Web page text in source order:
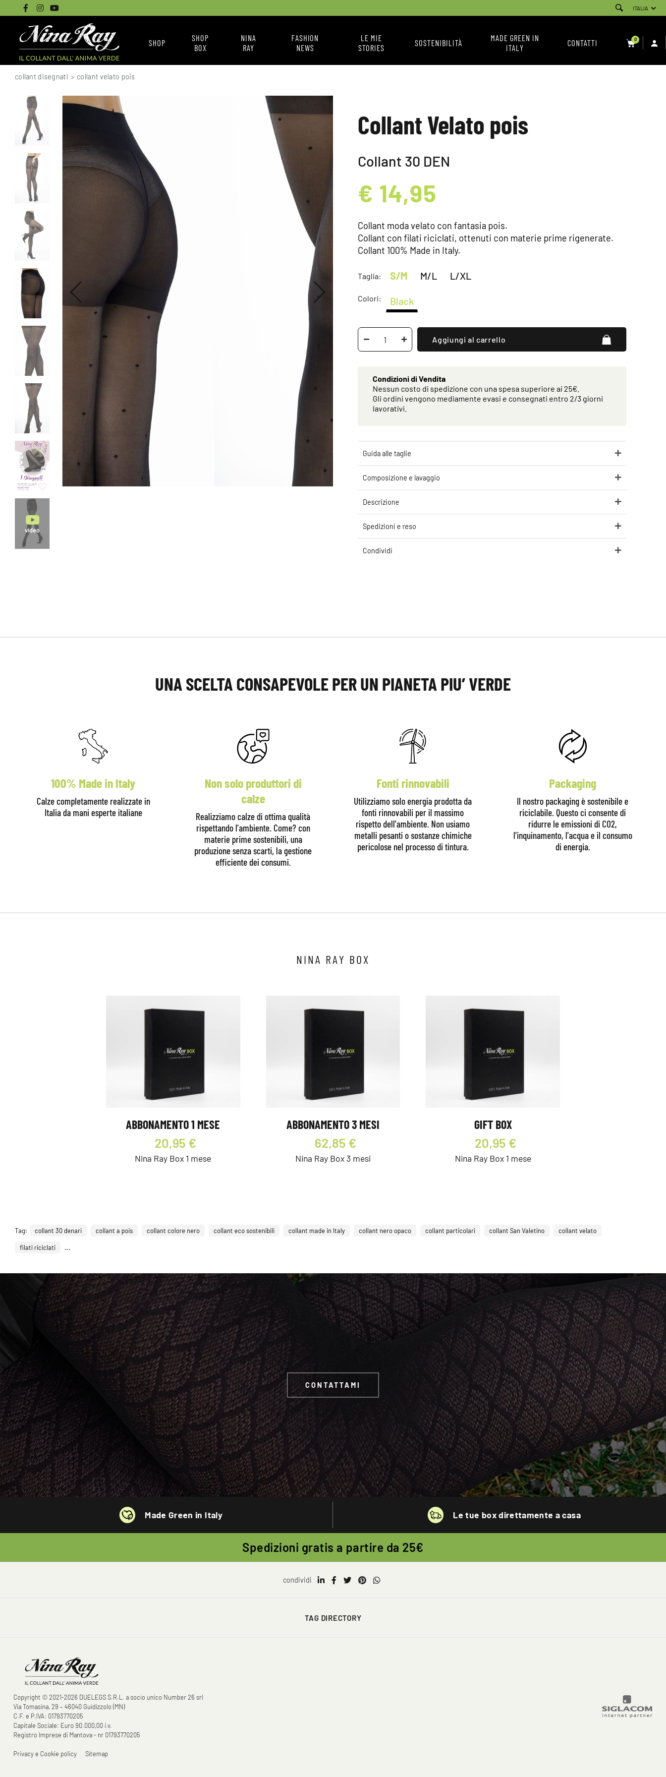
ITALIA
SHOP
COLLANT SENZA CUCITURE
COLLANT DISEGNATI
TUTTI I COLLANT
SHOP
BOX
NINA
RAY
FASHION
NEWS
LE MIE
STORIES
SOSTENIBILITÀ
MADE GREEN IN
ITALY
CONTATTI 0
collant disegnati > collant velato pois
video
Collant Velato pois
Collant 30 DEN
€ 14,95
Collant moda velato con fantasia pois.
Collant con filati riciclati, ottenuti con materie prime rigenerate.
Collant 100% Made in Italy.
Taglia: S/M M/L L/XL
Colori: Black
Aggiungi al carrello
Condizioni di Vendita
Nessun costo di spedizione con una spesa superiore ai 25€.
Gli ordini vengono mediamente evasi e consegnati entro 2/3 giorni
lavorativi.
Guida alle taglie
Composizione e lavaggio
Descrizione
Spedizioni e reso
Condividi
UNA SCELTA CONSAPEVOLE PER UN PIANETA PIU’ VERDE
100% Made in Italy
Calze completamente realizzate in
Italia da mani esperte italiane
Non solo produttori di
calze
Realizziamo calze di ottima qualità
rispettando l'ambiente. Come? con
materie prime sostenibili, una
produzione senza scarti, la gestione
efficiente dei consumi.
Fonti rinnovabili
Utilizziamo solo energia prodotta da
fonti rinnovabili per il massimo
rispetto dell'ambiente. Non usiamo
metalli pesanti o sostanze chimiche
pericolose nel processo di tintura.
Packaging
Il nostro packaging è sostenibile e
riciclabile. Questo ci consente di
ridurre le emissioni di CO2,
l'inquinamento, l'acqua e il consumo
di energia.
NINA RAY BOX
ABBONAMENTO 1 MESE
20,95 €
Nina Ray Box 1 mese
ABBONAMENTO 3 MESI
62,85 €
Nina Ray Box 3 mesi
GIFT BOX
20,95 €
Nina Ray Box 1 mese
Tag: collant 30 denari collant a pois collant colore nero collant eco sostenibili collant made in Italy collant nero opaco collant particolari collant San Valetino collant velato
filati riciclati ...
CONTATTAMI
Made Green in Italy Le tue box direttamente a casa
Spedizioni gratis a partire da 25€
condividi
TAG DIRECTORY
Copyright © 2021-2026 DUELEGS S.R.L. a socio unico Number 26 srl
Via Tomasina, 29 – 46040 Guidizzolo (MN)
C.F. e P.IVA: 01793770205
Capitale Sociale: Euro 90.000,00 i.v.
Registro Imprese di Mantova - nr 01793770205
Privacy e Cookie policy Sitemap